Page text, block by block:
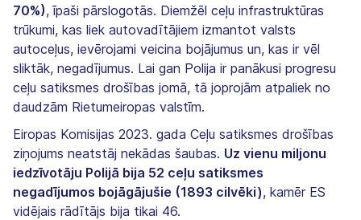
70%), īpaši pārslogotās. Diemžēl ceļu infrastruktūras
trūkumi, kas liek autovadītājiem izmantot valsts
autoceļus, ievērojami veicina bojājumus un, kas ir vēl
sliktāk, negadījumus. Lai gan Polija ir panākusi progresu
ceļu satiksmes drošības jomā, tā joprojām atpaliek no
daudzām Rietumeiropas valstīm.
Eiropas Komisijas 2023. gada Ceļu satiksmes drošības
ziņojums neatstāj nekādas šaubas. Uz vienu miljonu
iedzīvotāju Polijā bija 52 ceļu satiksmes
negadījumos bojāgājušie (1893 cilvēki), kamēr ES
vidējais rādītājs bija tikai 46.